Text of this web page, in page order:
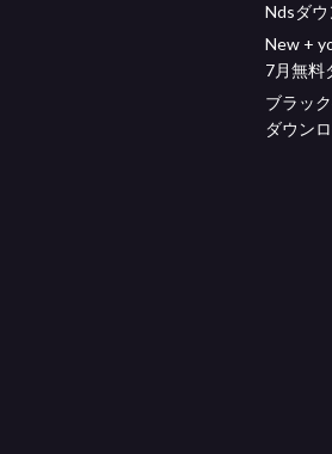
Ndsダ
New +
7月無料
ブラッ
ダウン